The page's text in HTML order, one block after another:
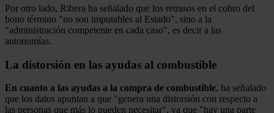
Por otro lado, Ribera ha señalado que los retrasos en el cobro del
bono término "no son imputables al Estado", sino a la
"administración competente en cada caso", es decir a las
autonomías.
La distorsión en las ayudas al combustible
En cuanto a las ayudas a la compra de combustible, ha señalado
que los datos apuntan a que "genera una distorsión con respecto a
las personas que más lo pueden necesitar", ya que "hay una parte